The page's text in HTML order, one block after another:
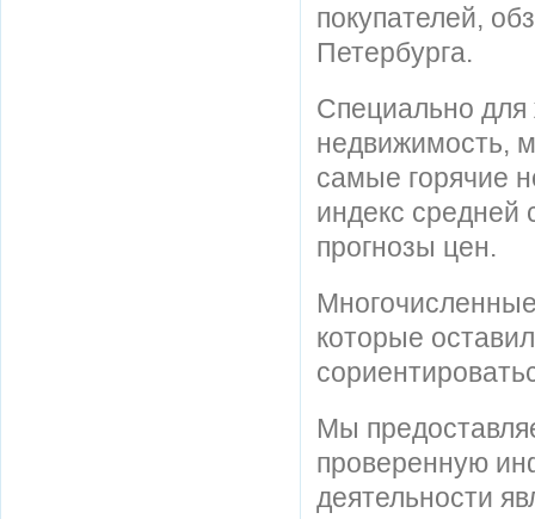
покупателей,
Петербурга.
Специально
недвижимость,
самые горячие
индекс средней
прогнозы цен.
которые
Мы
проверенную
деятельности